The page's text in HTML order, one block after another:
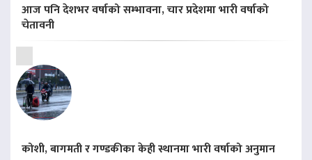
आज पनि देशभर वर्षाको सम्भावना, चार प्रदेशमा भारी वर्षाको
चेतावनी
कोशी, बागमती र गण्डकीका केही स्थानमा भारी वर्षाको अनुमान